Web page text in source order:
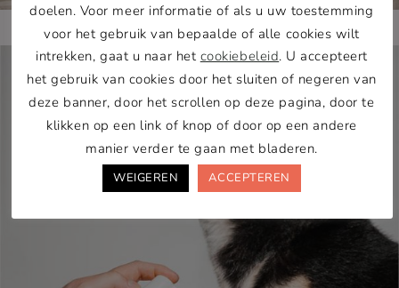
doelen. Voor meer informatie of als u uw toestemming
voor het gebruik van bepaalde of alle cookies wilt
intrekken, gaat u naar het cookiebeleid. U accepteert
het gebruik van cookies door het sluiten of negeren van
deze banner, door het scrollen op deze pagina, door te
klikken op een link of knop of door op een andere
manier verder te gaan met bladeren.
WEIGEREN ACCEPTEREN